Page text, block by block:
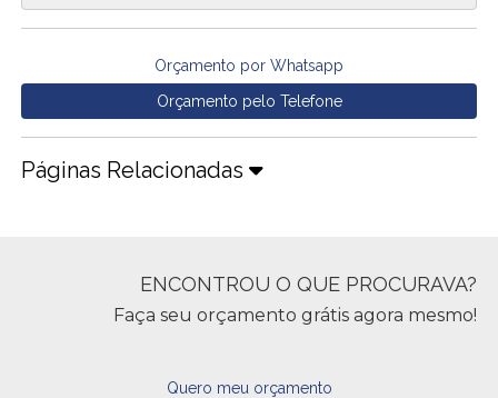
Orçamento por Whatsapp
Orçamento pelo Telefone
Páginas Relacionadas
ENCONTROU O QUE PROCURAVA?
Faça seu orçamento grátis agora mesmo!
Quero meu orçamento